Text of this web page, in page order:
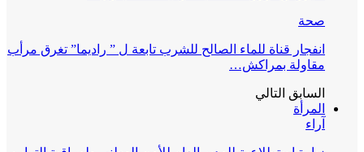
صحة
انفجار قناة للماء الصالح للشرب تابعة ل ” راديما” تغرق مرأب
مقاولة بمراكش…
السابق التالي
المرأة
آراء